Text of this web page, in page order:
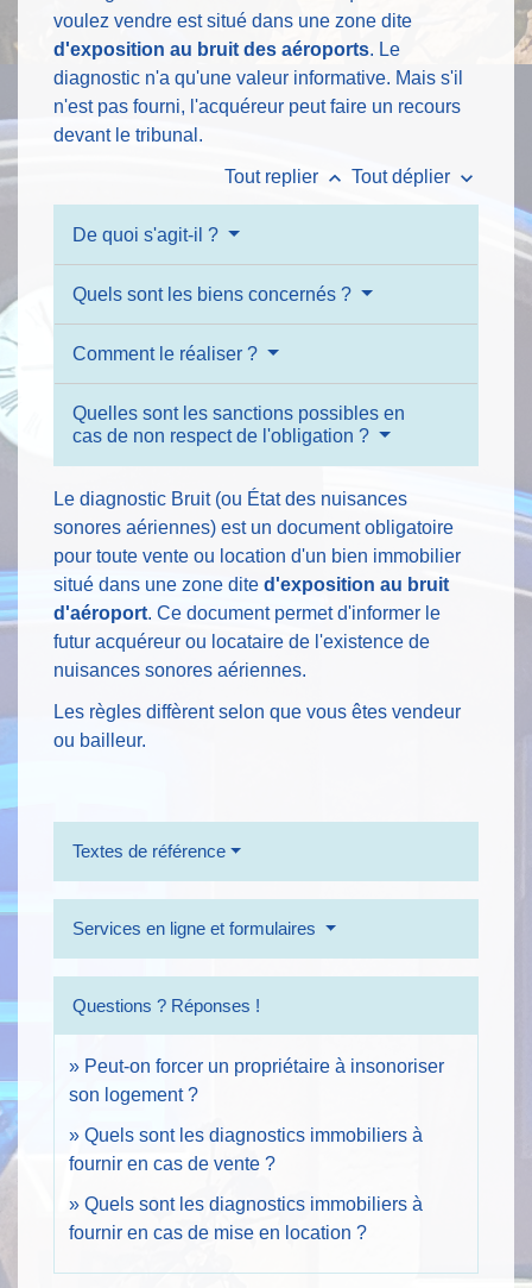
voulez vendre est situé dans une zone dite
d'exposition au bruit des aéroports. Le
diagnostic n'a qu'une valeur informative. Mais s'il
n'est pas fourni, l'acquéreur peut faire un recours
devant le tribunal.
Tout replier keyboard_arrow_up Tout déplier keyboard_arrow_down
De quoi s'agit-il ?
Quels sont les biens concernés ?
Comment le réaliser ?
Quelles sont les sanctions possibles en
cas de non respect de l'obligation ?
Le diagnostic Bruit (ou État des nuisances
sonores aériennes) est un document obligatoire
pour toute vente ou location d'un bien immobilier
situé dans une zone dite d'exposition au bruit
d'aéroport. Ce document permet d'informer le
futur acquéreur ou locataire de l'existence de
nuisances sonores aériennes.
Les règles diffèrent selon que vous êtes vendeur
ou bailleur.
Textes de référence
Services en ligne et formulaires
Questions ? Réponses !
Peut-on forcer un propriétaire à insonoriser
son logement ?
Quels sont les diagnostics immobiliers à
fournir en cas de vente ?
Quels sont les diagnostics immobiliers à
fournir en cas de mise en location ?